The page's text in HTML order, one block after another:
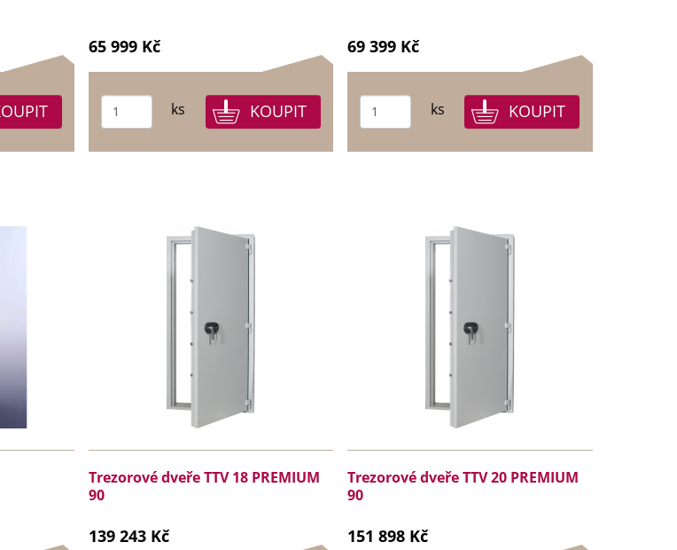
65 999 Kč
ks
69 399 Kč
ks
Trezorové dveře TTV 18 PREMIUM
90
139 243 Kč
Trezorové dveře TTV 20 PREMIUM
90
151 898 Kč